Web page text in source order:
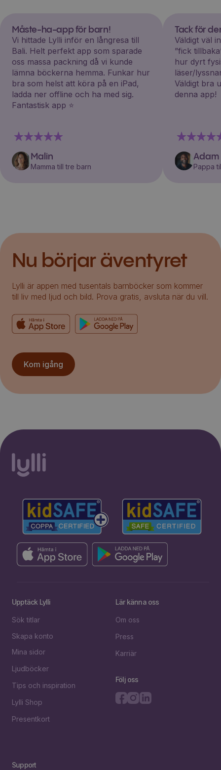
Måste-ha-app för barn!
Vi hittade Lylli inför en långresa till
Bali. Helt perfekt app som sparade
oss massa packning då vi kunde
lämna böckerna hemma. Funkar hur
bra som helst att köra på en iPad,
ladda ner offline och ha med sig.
Fantastisk app ⭐️
Malin
Mamma till tre barn
Tack för
Väldigt väl
”fick
hur dyrt
läser/
Väldigt bra
denna app!
Adam
Pappa
Nu börjar äventyret
Lylli är appen med tusentals barnböcker som kommer
till liv med ljud och bild. Prova gratis, avsluta när du vill.
Kom igång
Upptäck Lylli
Sök titlar
Skapa konto
Mina sidor
Ljudböcker
Tips och inspiration
Lylli Shop
Presentkort
Lär känna oss
Om oss
Press
Karriär
Följ oss
Support